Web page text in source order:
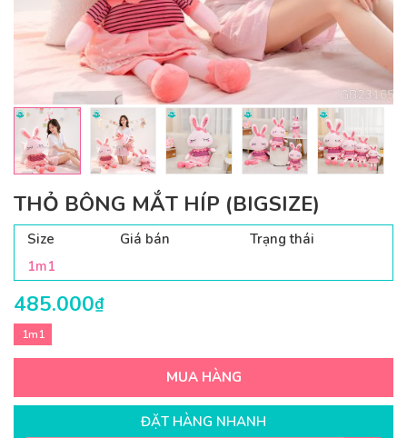
THỎ BÔNG MẮT HÍP (BIGSIZE)
Size Giá bán
Trạng thái
1m1
485.000₫
1m1
MUA HÀNG
ĐẶT HÀNG NHANH